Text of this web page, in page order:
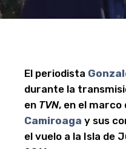
El periodista
durante la
en TVN, en el marco
Camiroaga y sus
el vuelo a la Isla de